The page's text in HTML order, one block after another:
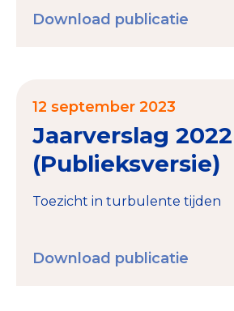
Download publicatie
12 september 2023
Jaarverslag 2022
(Publieksversie)
Toezicht in turbulente tijden
Download publicatie